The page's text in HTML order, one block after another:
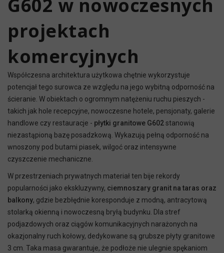
G602 w nowoczesnych
projektach
komercyjnych
Współczesna architektura użytkowa chętnie wykorzystuje
potencjał tego surowca ze względu na jego wybitną odporność na
ścieranie. W obiektach o ogromnym natężeniu ruchu pieszych -
takich jak hole recepcyjne, nowoczesne hotele, pensjonaty, galerie
handlowe czy restauracje - płytki granitowe G602stanowią
niezastąpioną bazę posadzkową. Wykazują pełną odporność na
wnoszony pod butami piasek, wilgoć oraz intensywne
czyszczenie mechaniczne.
W przestrzeniach prywatnych materiał ten bije rekordy
popularności jako ekskluzywny, ciemnoszary granit na taras oraz
balkony, gdzie bezbłędnie koresponduje z modną, antracytową
stolarką okienną i nowoczesną bryłą budynku. Dla stref
podjazdowych oraz ciągów komunikacyjnych narażonych na
okazjonalny ruch kołowy, dedykowane są grubsze płyty granitowe
3 cm. Taka masa gwarantuje, że podłoże nie ulegnie spękaniom